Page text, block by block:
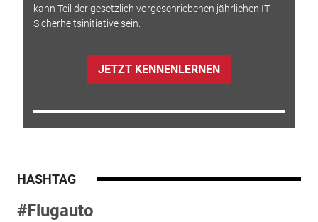
kann Teil der gesetzlich vorgeschriebenen jährlichen IT-
Sicherheitsinitiative sein.
JETZT KENNENLERNEN
HASHTAG
#Flugauto